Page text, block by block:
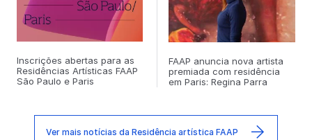
Inscrições abertas para as
Residências Artísticas FAAP
São Paulo e Paris
FAAP anuncia nova artista
premiada com residência
em Paris: Regina Parra
Ver mais notícias da Residência artística FAAP